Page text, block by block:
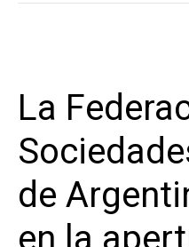
La
de
Españolas
de
Argentina
participó